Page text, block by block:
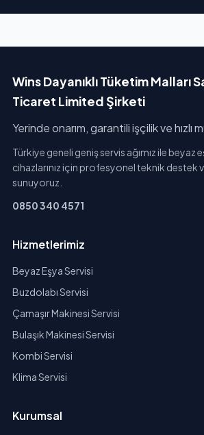
Wins Dayanıklı Tüketim Malları
Ticaret Limited Şirketi
Yerinde onarım, garantili işçilik ve hızlı
Türkiye geneli geniş servis ağımız ile beyaz
cihazlarınız için profesyonel teknik destek
sunuyoruz.
0850 340 4571
Hizmetlerimiz
Beyaz Eşya Servisi
Buzdolabı Servisi
Çamaşır Makinesi Servisi
Bulaşık Makinesi Servisi
Kombi Servisi
Klima Servisi
Kurumsal